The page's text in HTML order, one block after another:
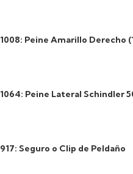
1008: Peine Amarillo Derecho
1064: Peine Lateral Schindler
917: Seguro o Clip de Peldaño